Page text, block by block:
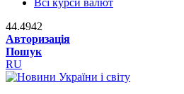
Всі курси валют
44.4942
Авторизація
Пошук
RU